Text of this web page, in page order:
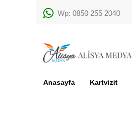
Wp: 0850 255 2040
Anasayfa Kartvizit